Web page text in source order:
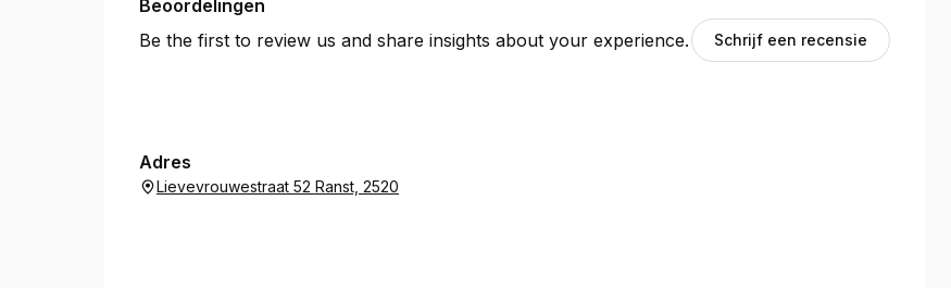
Beoordelingen
Be the first to review us and share insights about your experience.
Schrijf een recensie
Adres
Lievevrouwestraat 52 Ranst, 2520